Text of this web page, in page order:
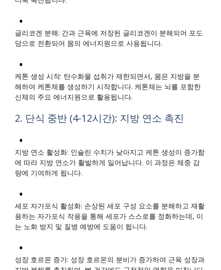
글리코겐 분해: 간과 근육에 저장된 글리코겐이 분해되어 포도
당으로 전환되어 몸의 에너지원으로 사용됩니다.
케톤 생성 시작: 탄수화물 섭취가 제한되면서, 몸은 지방을 분
해하여 케톤체를 생성하기 시작합니다. 케톤체는 뇌를 포함한
신체의 주요 에너지원으로 활용됩니다.
2. 단식 중반 (4-12시간): 지방 연소 촉진
지방 연소 활성화: 인슐린 수치가 낮아지고 케톤 생성이 증가함
에 따라 지방 연소가 활발하게 일어납니다. 이 과정은 체중 감
량에 기여하게 됩니다.
세포 자가포식 활성화: 손상된 세포 구성 요소를 분해하고 재활
용하는 자가포식 작용을 통해 세포가 스스로를 정화하는데, 이
는 노화 방지 및 질병 예방에 도움이 됩니다.
성장 호르몬 증가: 성장 호르몬의 분비가 증가하여 근육 성장과